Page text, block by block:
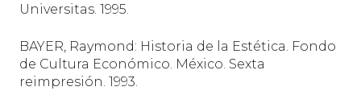
Universitas. 1995.
BAYER, Raymond: Historia de la Estética. Fondo
de Cultura Económico. México. Sexta
reimpresión. 1993.